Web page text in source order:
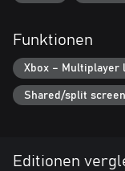
Funktionen
Xbox – Multiplayer
Shared/split screen
Editionen